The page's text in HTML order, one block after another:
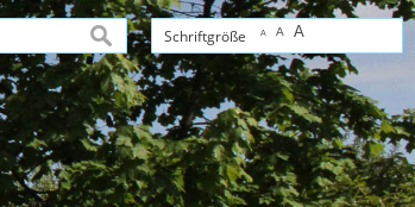
Schriftgröße A A A
suchen